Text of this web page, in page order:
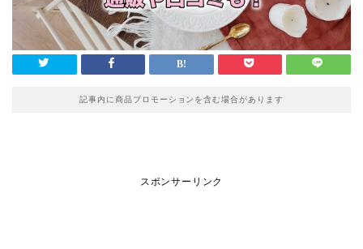
記事内に商品プロモーションを含む場合があります
スポンサーリンク